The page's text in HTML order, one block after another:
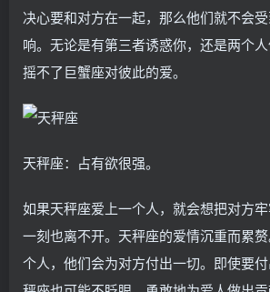
决心要和对方在一起，那么他们就不会
响。无论是有第三者诱惑你，还是两个
摇不了巨蟹座对彼此的爱。
天秤座：占有欲很强。
如果天秤座爱上一个人，就会想把对方牢
一刻也离不开。天秤座的爱情沉重而累
个人，他们会为对方付出一切。即使要